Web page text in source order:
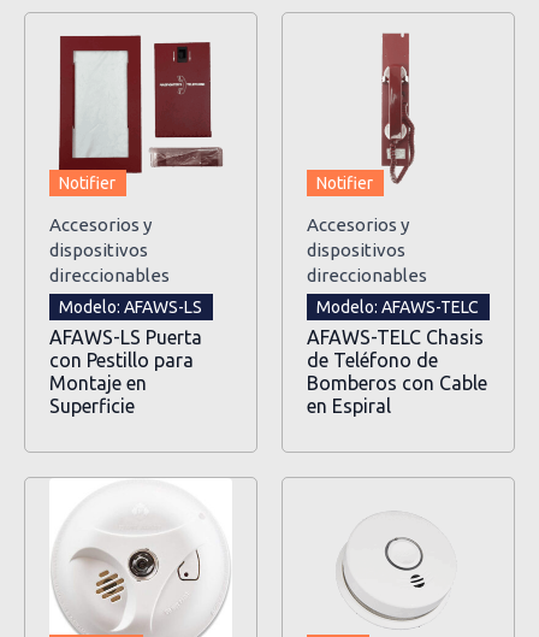
Notifier
Accesorios y
dispositivos
direccionables
Modelo: AFAWS-LS
AFAWS-LS Puerta
con Pestillo para
Montaje en
Superficie
Notifier
Accesorios y
dispositivos
direccionables
Modelo: AFAWS-TELC
AFAWS-TELC Chasis
de Teléfono de
Bomberos con Cable
en Espiral